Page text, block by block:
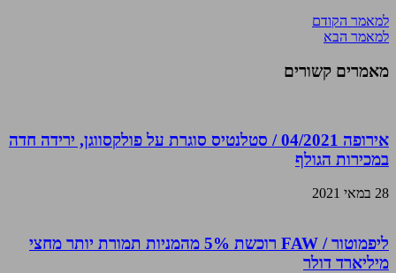
למאמר הקודם
למאמר הבא
מאמרים קשורים
אירופה 04/2021 / סטלנטיס סוגרת על פולקסווגן, ירידה חדה
במכירות הגולף
28 במאי 2021
ליפמוטור / FAW רוכשת 5% מהמניות תמורת יותר מחצי
מיליארד דולר